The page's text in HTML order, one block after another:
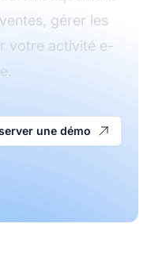
gérer les
votre activité e-
une démo